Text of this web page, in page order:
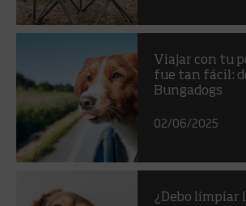
Viajar con tu
fue tan fácil:
Bungadogs
02/06/2025
¿Debo limpiar